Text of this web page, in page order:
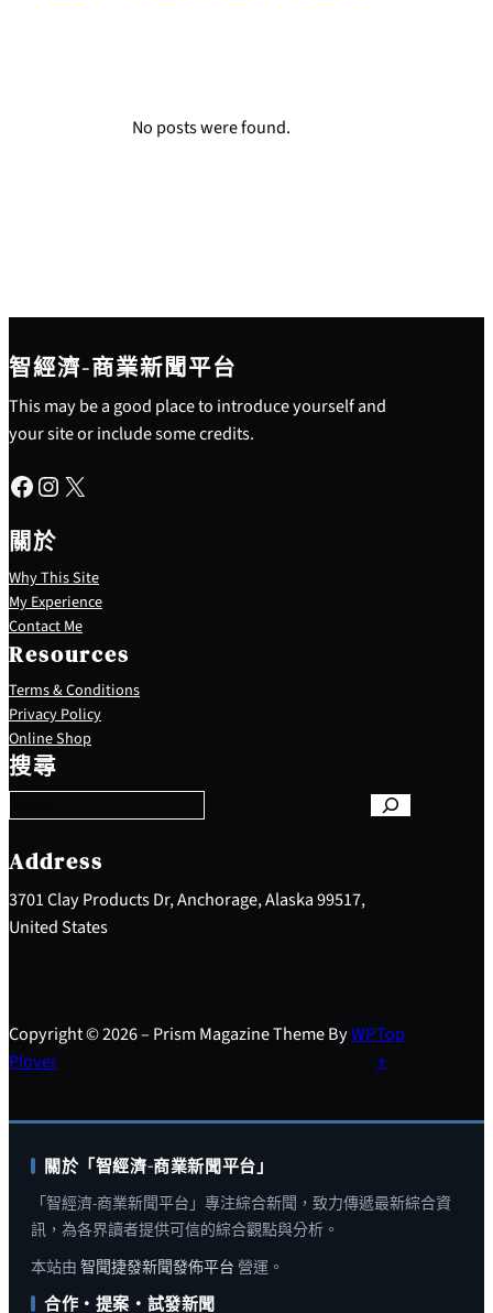
No posts were found.
智經濟-商業新聞平台
This may be a good place to introduce yourself and
your site or include some credits.
Facebook Instagram X
關於
Why This Site
My Experience
Contact Me
Resources
Terms & Conditions
Privacy Policy
Online Shop
搜尋
S
e
a
c
h
Address
3701 Clay Products Dr, Anchorage, Alaska 99517,
United States
Copyright © 2026 – Prism Magazine Theme ByWP
Plover
Top
↑
關於「智經濟-商業新聞平台」
「智經濟-商業新聞平台」專注綜合新聞，致力傳遞最新綜合資
訊，為各界讀者提供可信的綜合觀點與分析。
本站由 智聞捷發新聞發佈平台 營運。
合作・提案・試發新聞